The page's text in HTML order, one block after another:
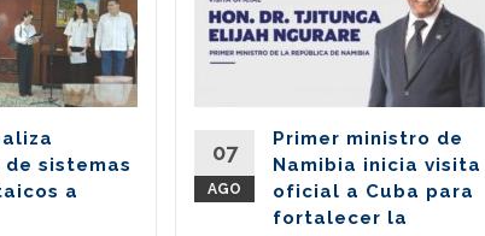
sistemas
a
07
AGO
Primer ministro de
Namibia inicia visita
oficial a Cuba para
fortalecer la